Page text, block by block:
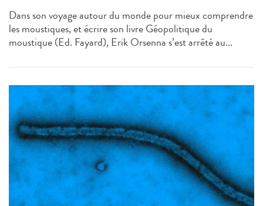
Dans son voyage autour du monde pour mieux comprendre
les moustiques, et écrire son livre Géopolitique du
moustique (Ed. Fayard), Erik Orsenna s’est arrêté au...